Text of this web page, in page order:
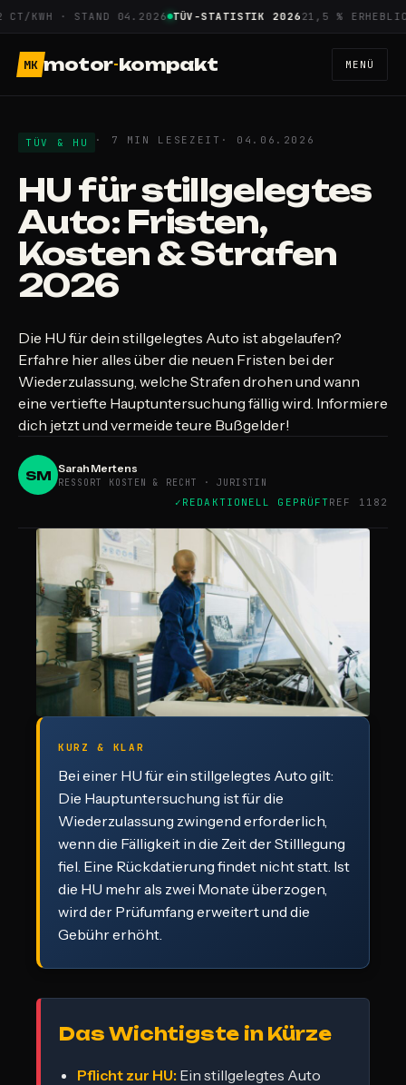
Zum
Inhalt
springen
· STAND 04.2026 TÜV-STATISTIK 202621,5 % ERHEBLICHE
MK motor-kompakt MENÜ
TÜV & HU · 7 MIN LESEZEIT · 04.06.2026
HU für stillgelegtes
Auto: Fristen,
Kosten & Strafen
2026
Die HU für dein stillgelegtes Auto ist abgelaufen?
Erfahre hier alles über die neuen Fristen bei der
Wiederzulassung, welche Strafen drohen und wann
eine vertiefte Hauptuntersuchung fällig wird. Informiere
dich jetzt und vermeide teure Bußgelder!
SM Sarah Mertens
RESSORT KOSTEN & RECHT · JURISTIN
REDAKTIONELL GEPRÜFTREF 1182
KURZ & KLAR
Bei einer HU für ein stillgelegtes Auto gilt:
Die Hauptuntersuchung ist für die
Wiederzulassung zwingend erforderlich,
wenn die Fälligkeit in die Zeit der Stilllegung
fiel. Eine Rückdatierung findet nicht statt. Ist
die HU mehr als zwei Monate überzogen,
wird der Prüfumfang erweitert und die
Gebühr erhöht.
Das Wichtigste in Kürze
Pflicht zur HU: Ein stillgelegtes Auto